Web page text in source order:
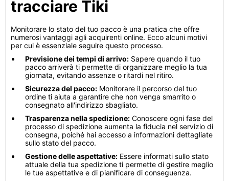
tracciare Tiki
Monitorare lo stato del tuo pacco è una pratica che offre
numerosi vantaggi agli acquirenti online. Ecco alcuni motivi
per cui è essenziale seguire questo processo.
Previsione dei tempi di arrivo: Sapere quando il tuo
pacco arriverà ti permette di organizzare meglio la tua
giornata, evitando assenze o ritardi nel ritiro.
Sicurezza del pacco: Monitorare il percorso del tuo
ordine ti aiuta a garantire che non venga smarrito o
consegnato all'indirizzo sbagliato.
Trasparenza nella spedizione: Conoscere ogni fase del
processo di spedizione aumenta la fiducia nel servizio di
consegna, poiché hai accesso a informazioni dettagliate
sullo stato del pacco.
Gestione delle aspettative: Essere informati sullo stato
attuale della tua spedizione ti permette di gestire meglio
le tue aspettative e di pianificare di conseguenza.